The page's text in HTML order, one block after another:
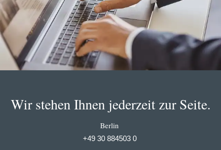
Wir stehen Ihnen jederzeit zur Seite.
Berlin
+49 30 884503 0